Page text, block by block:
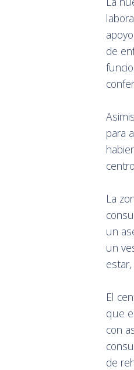
de
para
La
un
un
El
que
con
de